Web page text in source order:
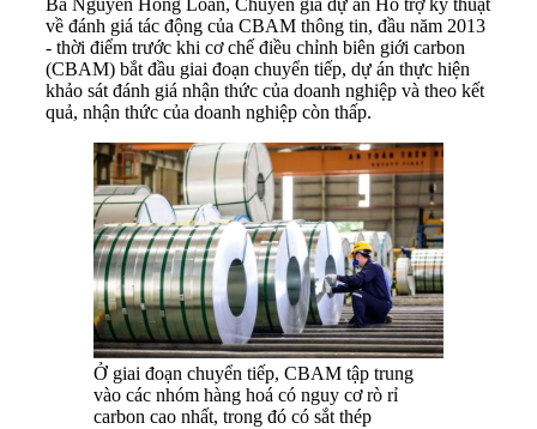
về đánh giá tác động của CBAM thông tin, đầu năm 2013
- thời điểm trước khi cơ chế điều chỉnh biên giới carbon
(CBAM) bắt đầu giai đoạn chuyển tiếp, dự án thực hiện
khảo sát đánh giá nhận thức của doanh nghiệp và theo kết
quả, nhận thức của doanh nghiệp còn thấp.
Ở giai đoạn chuyển tiếp, CBAM tập trung
vào các nhóm hàng hoá có nguy cơ rò rỉ
carbon cao nhất, trong đó có sắt thép